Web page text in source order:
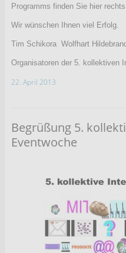
Programms finden Sie hier
Wir wünschen Ihnen viel Erfolg.
Tim Schikora Wolfhart
Organisatoren der 5. kollektiven
22. April 2013
Begrüßung 5.
Eventwoche